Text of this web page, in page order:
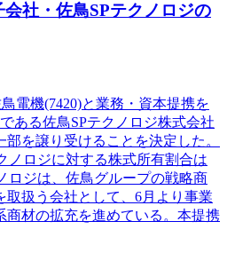
社・佐鳥SPテクノロジの
電機(7420)と業務・資本提携を
ある佐鳥SPテクノロジ株式会社
部を譲り受けることを決定した。
ノロジに対する株式所有割合は
ロジは、佐鳥グループの戦略商
扱う会社として、6月より事業
商材の拡充を進めている。本提携